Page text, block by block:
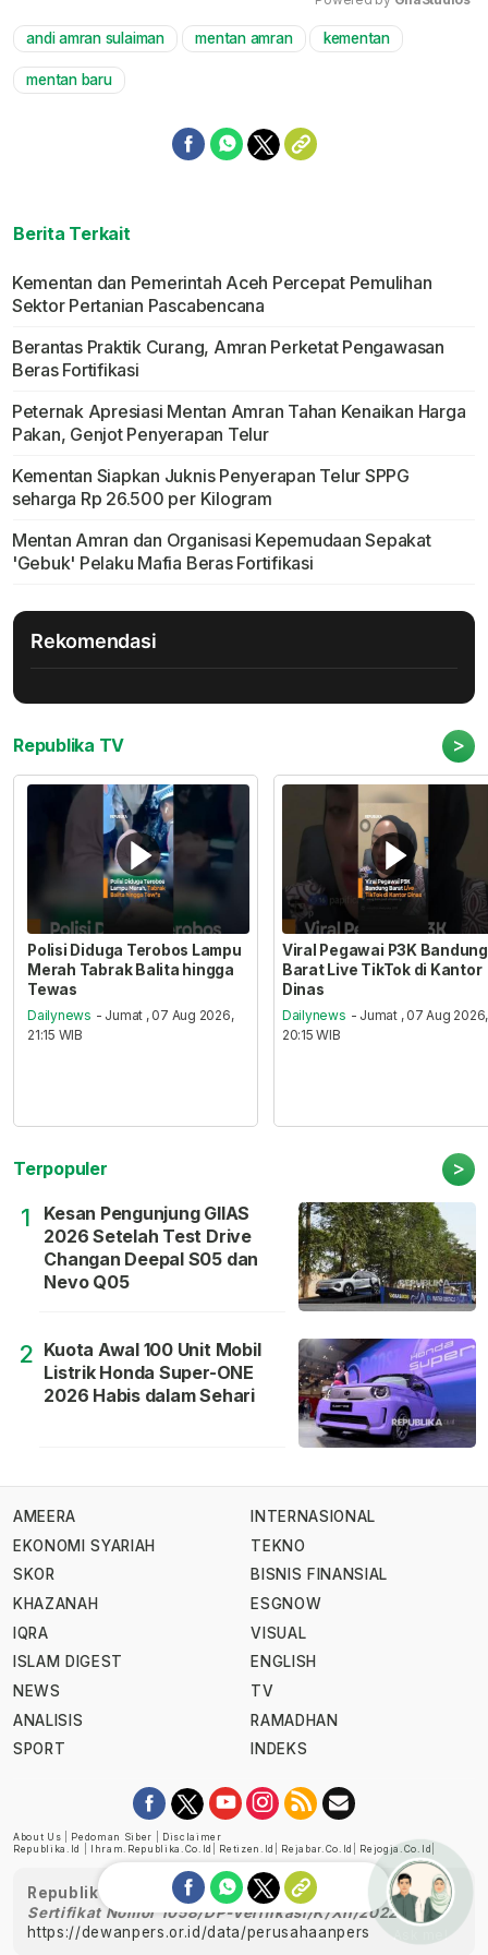
Mute
andi amran sulaiman mentan amran kementan
mentan baru
Berita Terkait
Kementan dan Pemerintah Aceh Percepat Pemulihan
Sektor Pertanian Pascabencana
Berantas Praktik Curang, Amran Perketat Pengawasan
Beras Fortifikasi
Peternak Apresiasi Mentan Amran Tahan Kenaikan Harga
Pakan, Genjot Penyerapan Telur
Kementan Siapkan Juknis Penyerapan Telur SPPG
seharga Rp 26.500 per Kilogram
Mentan Amran dan Organisasi Kepemudaan Sepakat
'Gebuk' Pelaku Mafia Beras Fortifikasi
Rekomendasi
Republika TV >
Polisi Diduga Terobos Lampu
Merah Tabrak Balita hingga
Tewas
Dailynews - Jumat , 07 Aug 2026,
21:15 WIB
Viral Pegawai P3K Bandung
Barat Live TikTok di Kantor
Dinas
Dailynews - Jumat , 07 Aug 2026,
20:15 WIB
Terpopuler >
1
Kesan Pengunjung GIIAS
2026 Setelah Test Drive
Changan Deepal S05 dan
Nevo Q05
2 Kuota Awal 100 Unit Mobil
Listrik Honda Super-ONE
2026 Habis dalam Sehari
AMEERA
EKONOMI SYARIAH
SKOR
KHAZANAH
IQRA
ISLAM DIGEST
NEWS
ANALISIS
SPORT
INTERNASIONAL
TEKNO
BISNIS FINANSIAL
ESGNOW
VISUAL
ENGLISH
TV
RAMADHAN
INDEKS
About Us Pedoman Siber
Disclaimer
Republika.id
Ihram.republika.co.id Retizen.id Rejabar.co.id Rejogja.co.id
Republika telah diverifikasi oleh Dewan Pers
Sertifikat Nomor 1058/DP-Verifikasi/K/XII/2022
https://dewanpers.or.id/data/perusahaanpers
Ask me!